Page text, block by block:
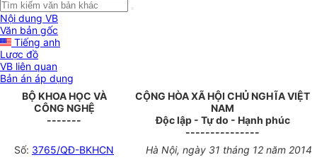
Nội dung VB
Văn bản gốc
Tiếng anh
Lược đồ
VB liên quan
Bản án áp dụng
BỘ KHOA HỌC VÀ
CÔNG NGHỆ
-------
CỘNG HÒA XÃ HỘI CHỦ NGHĨA VIỆT
NAM
Độc lập - Tự do - Hạnh phúc
---------------
Số: 3765/QĐ-BKHCN Hà Nội, ngày 31 tháng 12 năm 2014